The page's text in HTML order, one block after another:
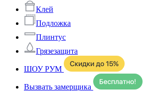
Клей
Подложка
Плинтус
Грязезащита
ШОУ РУМ
Вызвать замерщика